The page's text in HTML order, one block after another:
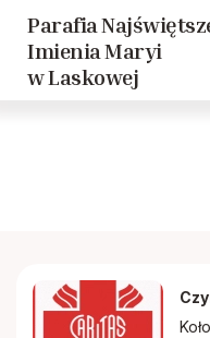
Parafia
Imienia Maryi
w Laskowej
Grupa